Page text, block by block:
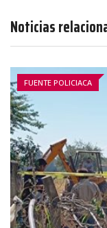
Noticias
FUENTE POLICIACA